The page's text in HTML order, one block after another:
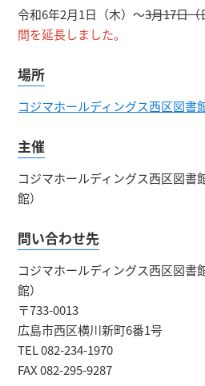
令和6年2月1日（木）～3月17日（
間を延長しました。
場所
コジマホールディングス西区図書
主催
コジマホールディングス西区図書
館）
問い合わせ先
コジマホールディングス西区図書
館）
〒733-0013
広島市西区横川新町6番1号
TEL 082-234-1970
FAX 082-295-9287